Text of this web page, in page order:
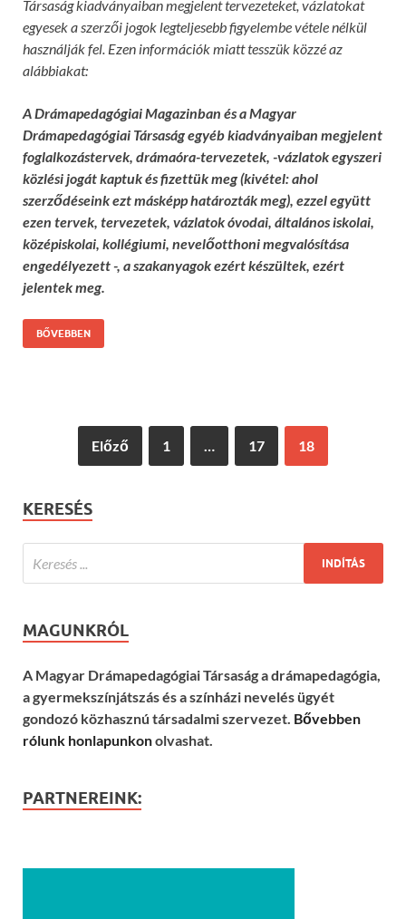
Társaság kiadványaiban megjelent tervezeteket, vázlatokat
egyesek a szerzői jogok legteljesebb figyelembe vétele nélkül
használják fel. Ezen információk miatt tesszük közzé az
alábbiakat:
A Drámapedagógiai Magazinban és a Magyar
Drámapedagógiai Társaság egyéb kiadványaiban megjelent
foglalkozástervek, drámaóra-tervezetek, -vázlatok egyszeri
közlési jogát kaptuk és fizettük meg (kivétel: ahol
szerződéseink ezt másképp határozták meg), ezzel együtt
ezen tervek, tervezetek, vázlatok óvodai, általános iskolai,
középiskolai, kollégiumi, nevelőotthoni megvalósítása
engedélyezett -, a szakanyagok ezért készültek, ezért
jelentek meg.
BŐVEBBEN
Előző 1 … 17 18
KERESÉS
MAGUNKRÓL
A Magyar Drámapedagógiai Társaság a drámapedagógia,
a gyermekszínjátszás és a színházi nevelés ügyét
gondozó közhasznú társadalmi szervezet. Bővebben
rólunk honlapunkonolvashat.
PARTNEREINK: